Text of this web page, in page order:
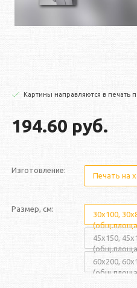
Картины направляются в печать
194.60 руб.
Изготовление:
Печать на
Размер, см:
30x100,
45x150,
60x200,